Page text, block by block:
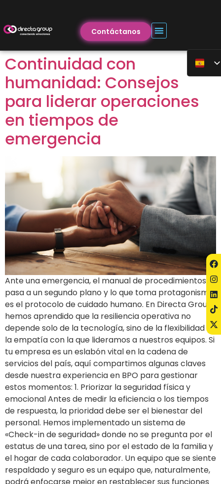
Contáctanos
Continuidad con
humanidad: Consejos
para liderar operaciones
en tiempos de
emergencia
Ante una emergencia, el manual de procedimientos
pasa a un segundo plano y lo que toma protagonismo
es el protocolo de cuidado humano. En Directa Group,
hemos aprendido que la resiliencia operativa no
depende solo de la tecnología, sino de la flexibilidad y
la empatía con la que lideramos a nuestros equipos. Si
tu empresa es un eslabón vital en la cadena de
servicios del país, aquí compartimos algunas claves
desde nuestra experiencia en BPO para gestionar
estos momentos: 1. Priorizar la seguridad física y
emocional Antes de medir la eficiencia o los tiempos
de respuesta, la prioridad debe ser el bienestar del
personal. Hemos implementado un sistema de
«Check-in de seguridad» donde no se pregunta por el
estatus de una tarea, sino por el estado de la familia y
el hogar de cada colaborador. Un equipo que se siente
respaldado y seguro es un equipo que, naturalmente,
podrá enfocarse mejor en restablecer sus funciones